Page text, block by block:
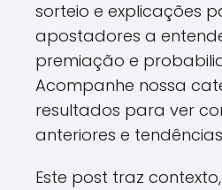
sorteio e explicações
apostadores a
premiação e
Acompanhe nossa
resultados para ver
anteriores e
Este post traz